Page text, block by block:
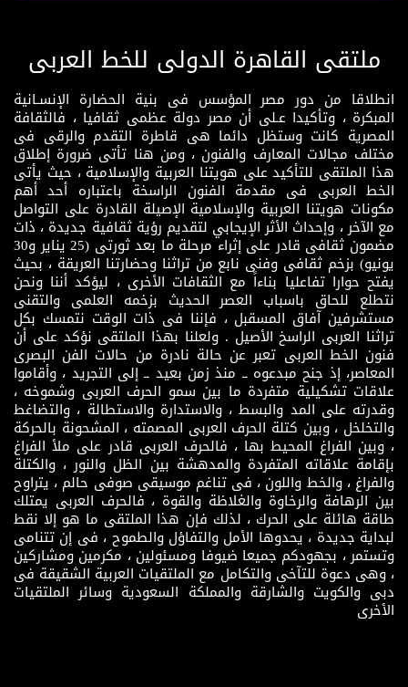
ملتقى القاهرة الدولى للخط العربى
انطلاقا من دور مصر المؤسس فى بنية الحضارة الإنسـانية
المبكرة ، وتأكيدا عـلى أن مصر دولة عظمى ثقافيا ، فالثقافة
المصرية كانت وستظل دائما هى قاطرة التقدم والرقى فى
مختلف مجالات المعارف والفنون ، ومن هنا تأتى ضرورة إطلاق
هذا الملتقى للتأكيد على هويتنا العربية والإسلامية ، حيث يأتى
الخط العربى فى مقدمة الفنون الراسخة باعتباره أحد أهم
مكونات هويتنا العربية والإسلامية الإصيلة القادرة على التواصل
مع الآخر ، وإحداث الأثر الإيجابي لتقديم رؤية ثقافية جديدة ، ذات
مضمون ثقافى قادر على إثراء مرحلة ما بعد ثورتى (25 يناير و30
يونيو) بزخم ثقافى وفنى نابع من تراثنا وحضارتنا العريقة ، بحيث
يفتح حوارا تفاعليا بناءاً مع الثقافات الأخرى ، ليؤكد أننا ونحن
نتطلع للحاق باسباب العصر الحديث بزخمه العلمى والتقنى
مستشرفين آفاق المسقبل ، فإننا فى ذات الوقت نتمسك بكل
تراثنا العربى الراسخ الأصيل . ولعلنا بهذا الملتقى نؤكد على أن
فنون الخط العربى تعبر عن حالة نادرة من حالات الفن البصرى
المعاصر، إذ جنح مبدعوه ــ منذ زمن بعيد ــ إلى التجريد ، وأقاموا
علاقات تشكيلية متفردة ما بين سمو الحرف العربى وشموخه ،
وقدرته على المد والبسط ، والاستدارة والاستطالة ، والتضاغط
والتخلخل ، وبين كتلة الحرف العربى المصمته ، المشحونة بالحركة
، وبين الفراغ المحيط بها ، فالحرف العربى قادر على ملأ الفراغ
بإقامة علاقاته المتفردة والمدهشة بين الظل والنور ، والكتلة
والفراغ ، والخط واللون ، فى تناغم موسيقى صوفى حالم ، يتراوح
بين الرهافة والرخاوة والغلاظة والقوة ، فالحرف العربى يمتلك
طاقة هائلة على الحرك ، لذلك فإن هذا الملتقى ما هو إلا نقط
لبداية جديدة ، يحدوها الأمل والتفاؤل والطموح ، فى إن تتنامى
وتستمر ، بجهودكم جميعا ضيوفا ومسئولين ، مكرمين ومشاركين
، وهى دعوة للتآخى والتكامل مع الملتقيات العربية الشقيقة فى
دبى والكويت والشارقة والمملكة السعودية وسائر الملتقيات
الأخرى